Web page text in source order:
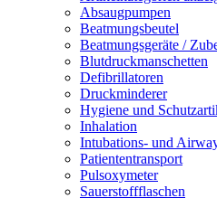
Absaugpumpen
Beatmungsbeutel
Beatmungsgeräte /
Blutdruckmanschetten
Defibrillatoren
Druckminderer
Hygiene und
Inhalation
Intubations- und
Patiententransport
Pulsoxymeter
Sauerstoffflaschen